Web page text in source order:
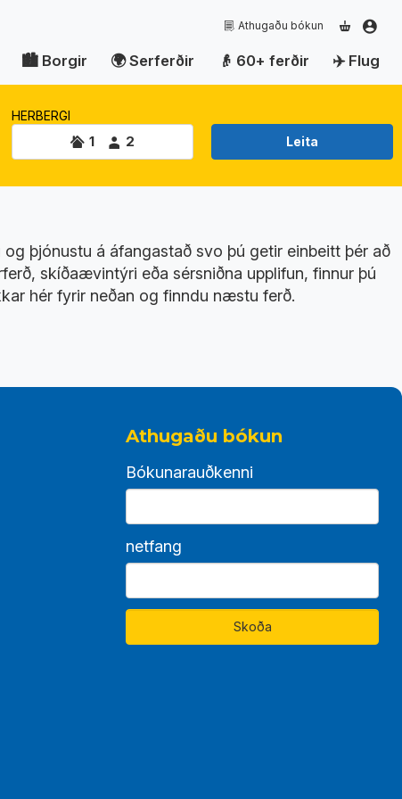
Athugaðu bókun
Borgir Serferðir 60+ ferðir Flug
HERBERGI
1 2 Leita
þjónustu á áfangastað svo þú getir einbeitt þér að
skíðaævintýri eða sérsniðna upplifun, finnur þú
hér fyrir neðan og finndu næstu ferð.
Athugaðu bókun
Bókunarauðkenni
netfang
Skoða